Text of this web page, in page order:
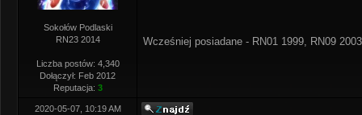
Sokołów Podlaski
RN23 2014
Liczba postów: 4,340
Dołączył: Feb 2012
Reputacja: 3
Wcześniej posiadane - RN01 1999, RN09
2020-05-07, 10:19 AM